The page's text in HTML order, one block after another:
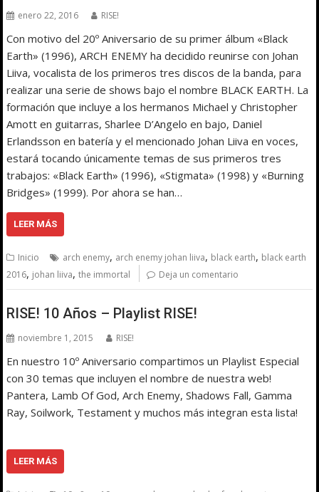
enero 22, 2016 RISE!
Con motivo del 20º Aniversario de su primer álbum «Black
Earth» (1996), ARCH ENEMY ha decidido reunirse con Johan
Liiva, vocalista de los primeros tres discos de la banda, para
realizar una serie de shows bajo el nombre BLACK EARTH. La
formación que incluye a los hermanos Michael y Christopher
Amott en guitarras, Sharlee D’Angelo en bajo, Daniel
Erlandsson en batería y el mencionado Johan Liiva en voces,
estará tocando únicamente temas de sus primeros tres
trabajos: «Black Earth» (1996), «Stigmata» (1998) y «Burning
Bridges» (1999). Por ahora se han…
LEER MÁS
Inicio arch enemy, arch enemy johan liiva, black earth, black earth
2016, johan liiva,the immortal Deja un comentario
RISE! 10 Años – Playlist RISE!
noviembre 1, 2015 RISE!
En nuestro 10º Aniversario compartimos un Playlist Especial
con 30 temas que incluyen el nombre de nuestra web!
Pantera, Lamb Of God, Arch Enemy, Shadows Fall, Gamma
Ray, Soilwork, Testament y muchos más integran esta lista!
LEER MÁS